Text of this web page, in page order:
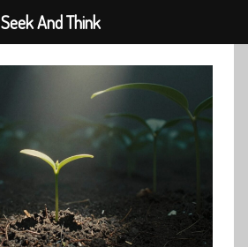
Seek And Think